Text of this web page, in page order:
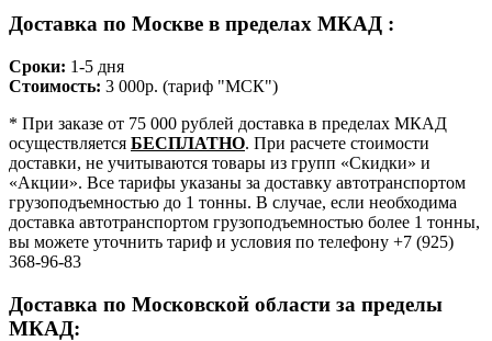
Доставка по Москве в пределах МКАД :
Сроки: 1-5 дня
Стоимость: 3 000р. (тариф "МСК")
* При заказе от 75 000 рублей доставка в пределах МКАД
осуществляется БЕСПЛАТНО. При расчете стоимости
доставки, не учитываются товары из групп «Скидки» и
«Акции». Все тарифы указаны за доставку автотранспортом
грузоподъемностью до 1 тонны. В случае, если необходима
доставка автотранспортом грузоподъемностью более 1 тонны,
вы можете уточнить тариф и условия по телефону +7 (925)
368-96-83
Доставка по Московской области за пределы
МКАД: